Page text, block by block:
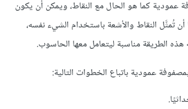
عمودية كما هو الحال مع النقاط، ويمكن أن يكون
تُمثَّل النقاط والأشعة باستخدام الشيء نفسه،
الطريقة مناسبة ليتعامل معها الحاسوب.
عمودية باتباع الخطوات التالية: